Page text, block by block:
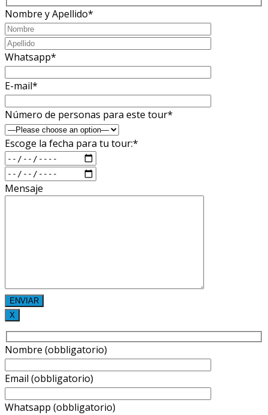
Nombre y Apellido*
Whatsapp*
E-mail*
Número de personas para este tour*
Escoge la fecha para tu tour:*
Mensaje
X
Nombre (obbligatorio)
Email (obbligatorio)
Whatsapp (obbligatorio)